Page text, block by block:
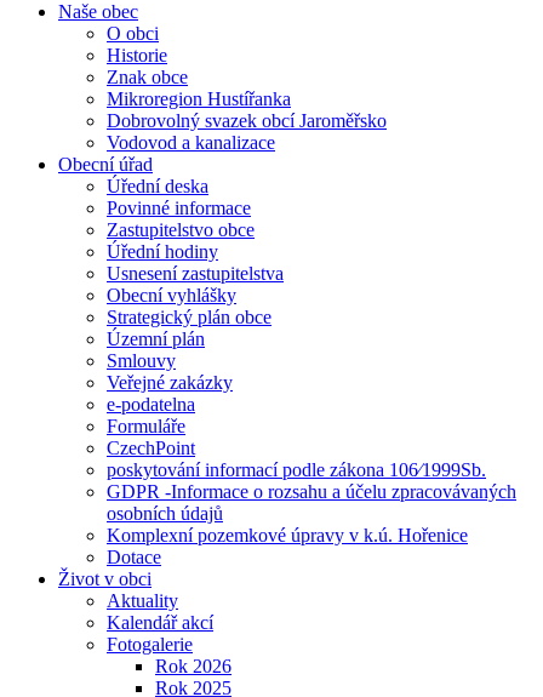
Naše obec
O obci
Historie
Znak obce
Mikroregion Hustířanka
Dobrovolný svazek obcí Jaroměřsko
Vodovod a kanalizace
Obecní úřad
Úřední deska
Povinné informace
Zastupitelstvo obce
Úřední hodiny
Usnesení zastupitelstva
Obecní vyhlášky
Strategický plán obce
Územní plán
Smlouvy
Veřejné zakázky
e-podatelna
Formuláře
CzechPoint
poskytování informací podle zákona 106⁄1999Sb.
GDPR -Informace o rozsahu a účelu zpracovávaných
osobních údajů
Komplexní pozemkové úpravy v k.ú. Hořenice
Dotace
Život v obci
Aktuality
Kalendář akcí
Fotogalerie
Rok 2026
Rok 2025